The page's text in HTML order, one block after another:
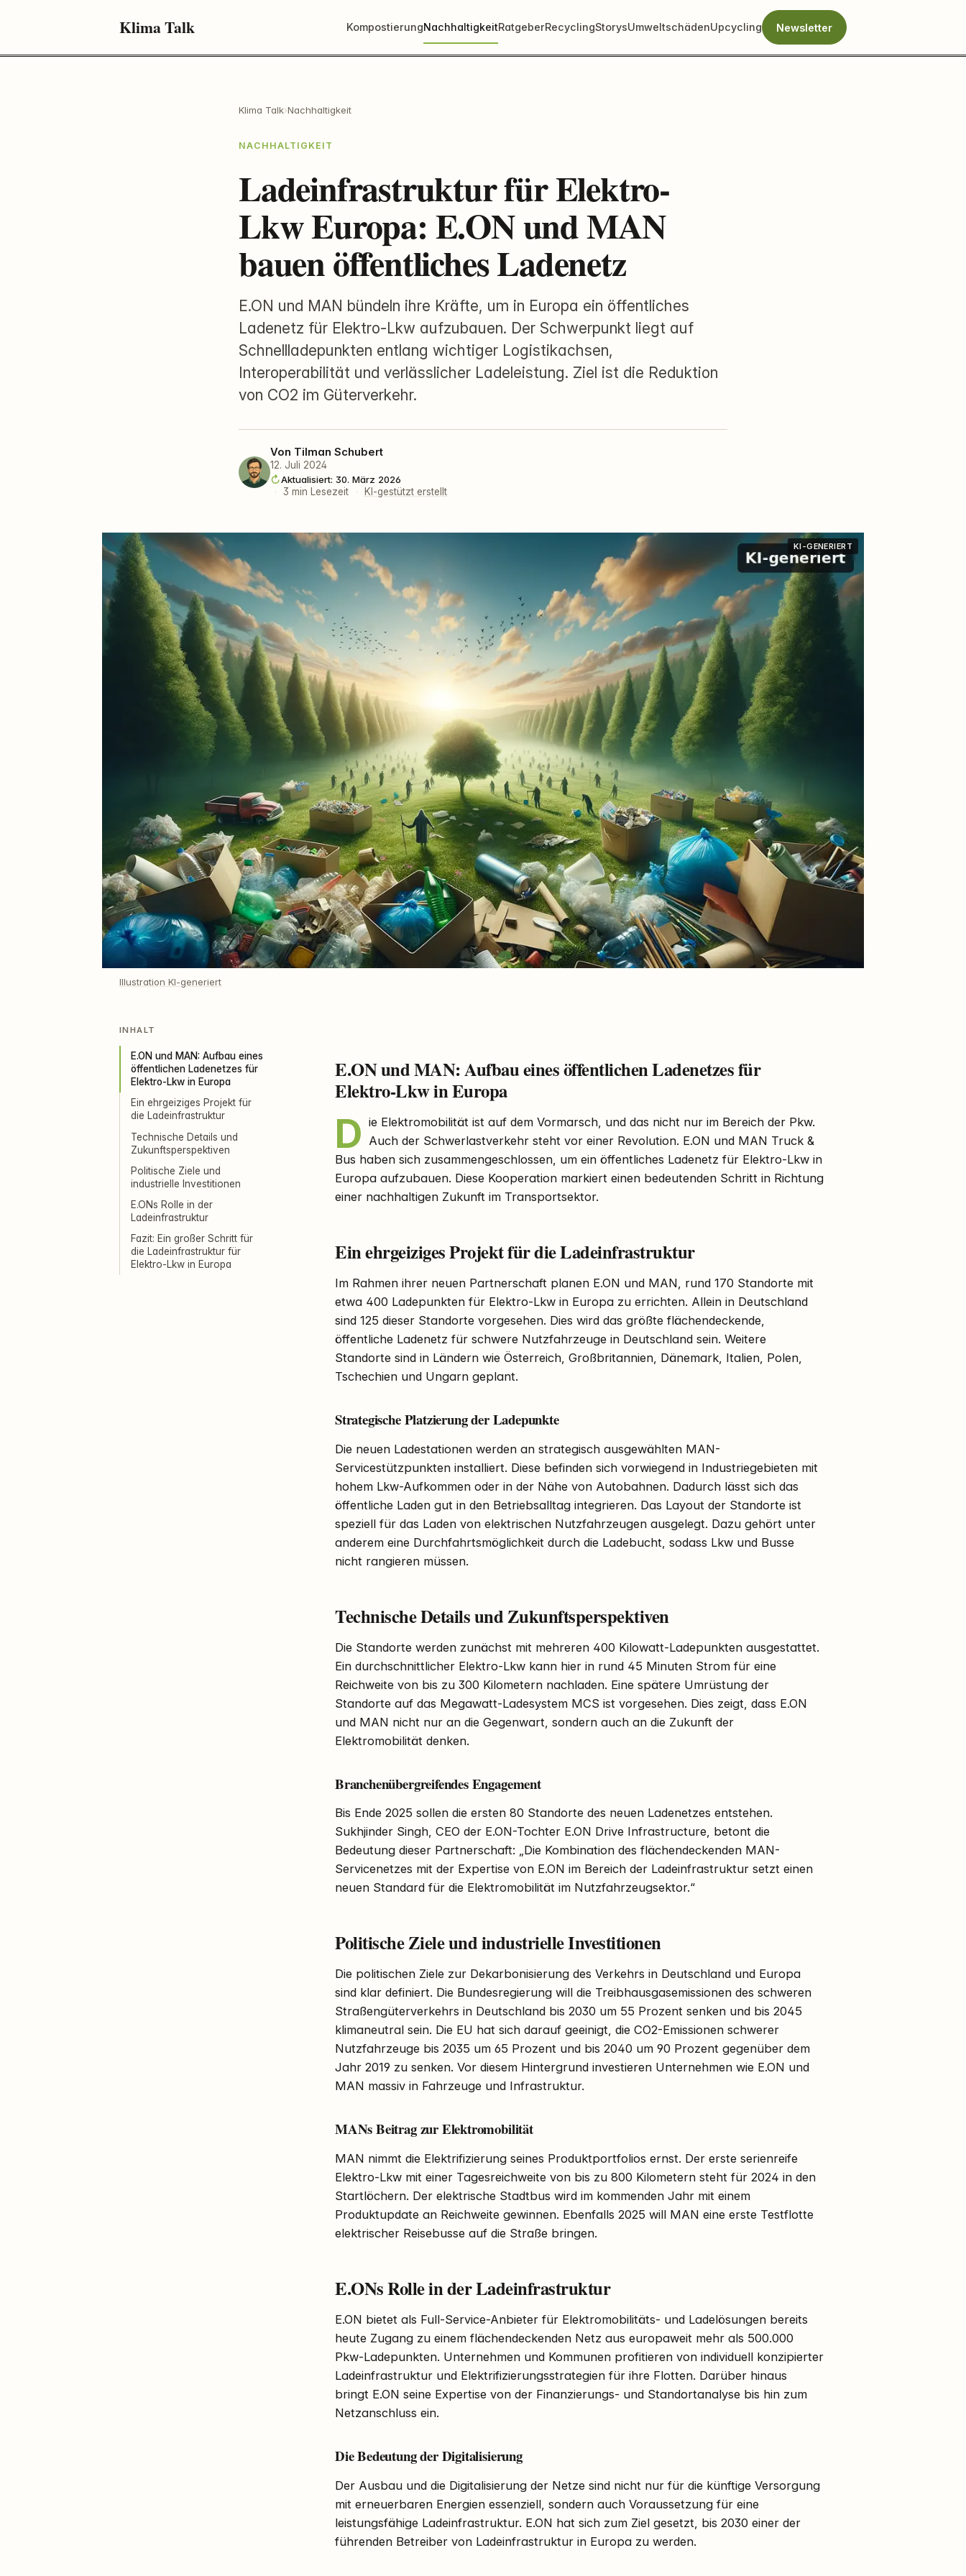
Klima Talk KompostierungNachhaltigkeitRatgeberRecyclingStorysUmweltschädenUpcycling Newsletter
Klima Talk›Nachhaltigkeit
NACHHALTIGKEIT
Ladeinfrastruktur für Elektro-
Lkw Europa: E.ON und MAN
bauen öffentliches Ladenetz
E.ON und MAN bündeln ihre Kräfte, um in Europa ein öffentliches
Ladenetz für Elektro-Lkw aufzubauen. Der Schwerpunkt liegt auf
Schnellladepunkten entlang wichtiger Logistikachsen,
Interoperabilität und verlässlicher Ladeleistung. Ziel ist die Reduktion
von CO2 im Güterverkehr.
Von Tilman Schubert
12. Juli 2024
Aktualisiert: 30. März 2026
·
3 min Lesezeit · KI-gestützt erstellt
KI-GENERIERT
Illustration KI-generiert
INHALT
E.ON und MAN: Aufbau eines
öffentlichen Ladenetzes für
Elektro-Lkw in Europa
Ein ehrgeiziges Projekt für
die Ladeinfrastruktur
Technische Details und
Zukunftsperspektiven
Politische Ziele und
industrielle Investitionen
E.ONs Rolle in der
Ladeinfrastruktur
Fazit: Ein großer Schritt für
die Ladeinfrastruktur für
Elektro-Lkw in Europa
E.ON und MAN: Aufbau eines öffentlichen Ladenetzes für
Elektro-Lkw in Europa
D ie Elektromobilität ist auf dem Vormarsch, und das nicht nur im Bereich der Pkw.
Auch der Schwerlastverkehr steht vor einer Revolution. E.ON und MAN Truck &
Bus haben sich zusammengeschlossen, um ein öffentliches Ladenetz für Elektro-Lkw in
Europa aufzubauen. Diese Kooperation markiert einen bedeutenden Schritt in Richtung
einer nachhaltigen Zukunft im Transportsektor.
Ein ehrgeiziges Projekt für die Ladeinfrastruktur
Im Rahmen ihrer neuen Partnerschaft planen E.ON und MAN, rund 170 Standorte mit
etwa 400 Ladepunkten für Elektro-Lkw in Europa zu errichten. Allein in Deutschland
sind 125 dieser Standorte vorgesehen. Dies wird das größte flächendeckende,
öffentliche Ladenetz für schwere Nutzfahrzeuge in Deutschland sein. Weitere
Standorte sind in Ländern wie Österreich, Großbritannien, Dänemark, Italien, Polen,
Tschechien und Ungarn geplant.
Strategische Platzierung der Ladepunkte
Die neuen Ladestationen werden an strategisch ausgewählten MAN-
Servicestützpunkten installiert. Diese befinden sich vorwiegend in Industriegebieten mit
hohem Lkw-Aufkommen oder in der Nähe von Autobahnen. Dadurch lässt sich das
öffentliche Laden gut in den Betriebsalltag integrieren. Das Layout der Standorte ist
speziell für das Laden von elektrischen Nutzfahrzeugen ausgelegt. Dazu gehört unter
anderem eine Durchfahrtsmöglichkeit durch die Ladebucht, sodass Lkw und Busse
nicht rangieren müssen.
Technische Details und Zukunftsperspektiven
Die Standorte werden zunächst mit mehreren 400 Kilowatt-Ladepunkten ausgestattet.
Ein durchschnittlicher Elektro-Lkw kann hier in rund 45 Minuten Strom für eine
Reichweite von bis zu 300 Kilometern nachladen. Eine spätere Umrüstung der
Standorte auf das Megawatt-Ladesystem MCS ist vorgesehen. Dies zeigt, dass E.ON
und MAN nicht nur an die Gegenwart, sondern auch an die Zukunft der
Elektromobilität denken.
Branchenübergreifendes Engagement
Bis Ende 2025 sollen die ersten 80 Standorte des neuen Ladenetzes entstehen.
Sukhjinder Singh, CEO der E.ON-Tochter E.ON Drive Infrastructure, betont die
Bedeutung dieser Partnerschaft: „Die Kombination des flächendeckenden MAN-
Servicenetzes mit der Expertise von E.ON im Bereich der Ladeinfrastruktur setzt einen
neuen Standard für die Elektromobilität im Nutzfahrzeugsektor.“
Politische Ziele und industrielle Investitionen
Die politischen Ziele zur Dekarbonisierung des Verkehrs in Deutschland und Europa
sind klar definiert. Die Bundesregierung will die Treibhausgasemissionen des schweren
Straßengüterverkehrs in Deutschland bis 2030 um 55 Prozent senken und bis 2045
klimaneutral sein. Die EU hat sich darauf geeinigt, die CO2-Emissionen schwerer
Nutzfahrzeuge bis 2035 um 65 Prozent und bis 2040 um 90 Prozent gegenüber dem
Jahr 2019 zu senken. Vor diesem Hintergrund investieren Unternehmen wie E.ON und
MAN massiv in Fahrzeuge und Infrastruktur.
MANs Beitrag zur Elektromobilität
MAN nimmt die Elektrifizierung seines Produktportfolios ernst. Der erste serienreife
Elektro-Lkw mit einer Tagesreichweite von bis zu 800 Kilometern steht für 2024 in den
Startlöchern. Der elektrische Stadtbus wird im kommenden Jahr mit einem
Produktupdate an Reichweite gewinnen. Ebenfalls 2025 will MAN eine erste Testflotte
elektrischer Reisebusse auf die Straße bringen.
E.ONs Rolle in der Ladeinfrastruktur
E.ON bietet als Full-Service-Anbieter für Elektromobilitäts- und Ladelösungen bereits
heute Zugang zu einem flächendeckenden Netz aus europaweit mehr als 500.000
Pkw-Ladepunkten. Unternehmen und Kommunen profitieren von individuell konzipierter
Ladeinfrastruktur und Elektrifizierungsstrategien für ihre Flotten. Darüber hinaus
bringt E.ON seine Expertise von der Finanzierungs- und Standortanalyse bis hin zum
Netzanschluss ein.
Die Bedeutung der Digitalisierung
Der Ausbau und die Digitalisierung der Netze sind nicht nur für die künftige Versorgung
mit erneuerbaren Energien essenziell, sondern auch Voraussetzung für eine
leistungsfähige Ladeinfrastruktur. E.ON hat sich zum Ziel gesetzt, bis 2030 einer der
führenden Betreiber von Ladeinfrastruktur in Europa zu werden.